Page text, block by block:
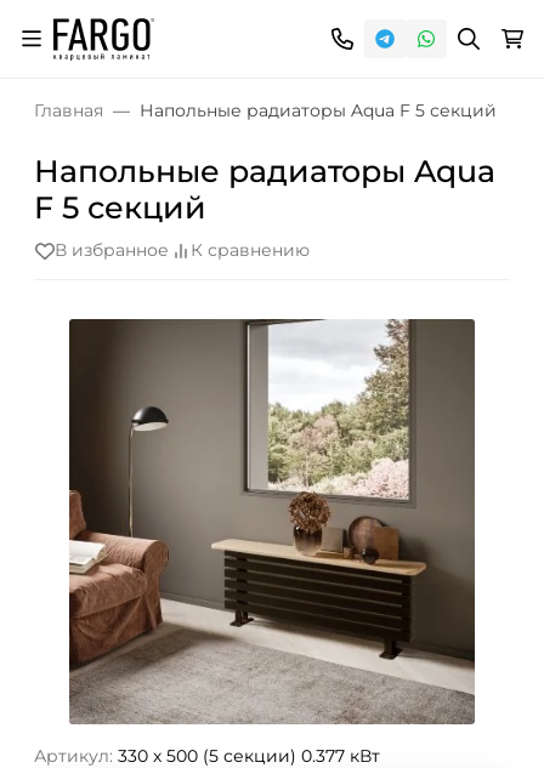
Главная Напольные радиаторы Aqua F 5 секций
Напольные радиаторы Aqua
F 5 секций
В избранное К сравнению
Артикул: 330 х 500 (5 секции) 0.377 кВт